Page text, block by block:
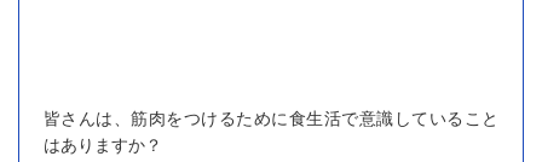
皆さんは、筋肉をつけるために食生活で意識していること
はありますか？